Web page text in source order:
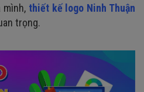
mình, thiết kế logo Ninh Thuận
trọng.